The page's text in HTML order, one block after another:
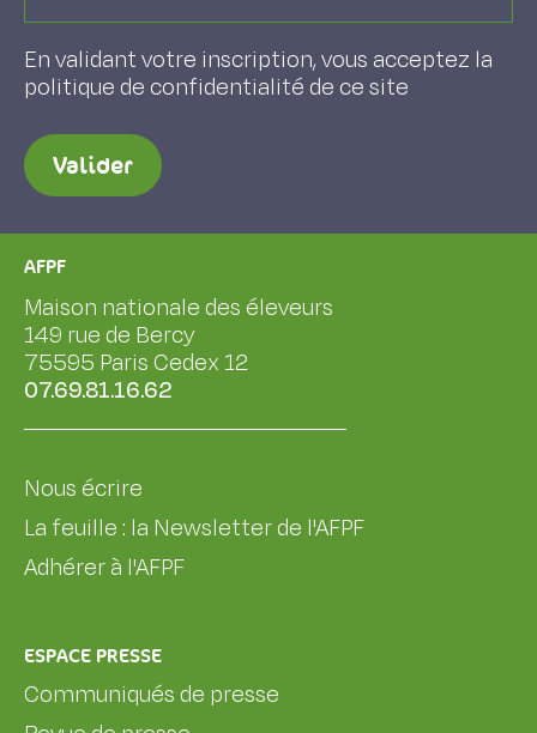
En validant votre inscription, vous acceptez la
politique de confidentialité de ce site
Valider
AFPF
Maison nationale des éleveurs
149 rue de Bercy
75595 Paris Cedex 12
07.69.81.16.62
Nous écrire
La feuille : la Newsletter de l'AFPF
Adhérer à l'AFPF
ESPACE PRESSE
Communiqués de presse